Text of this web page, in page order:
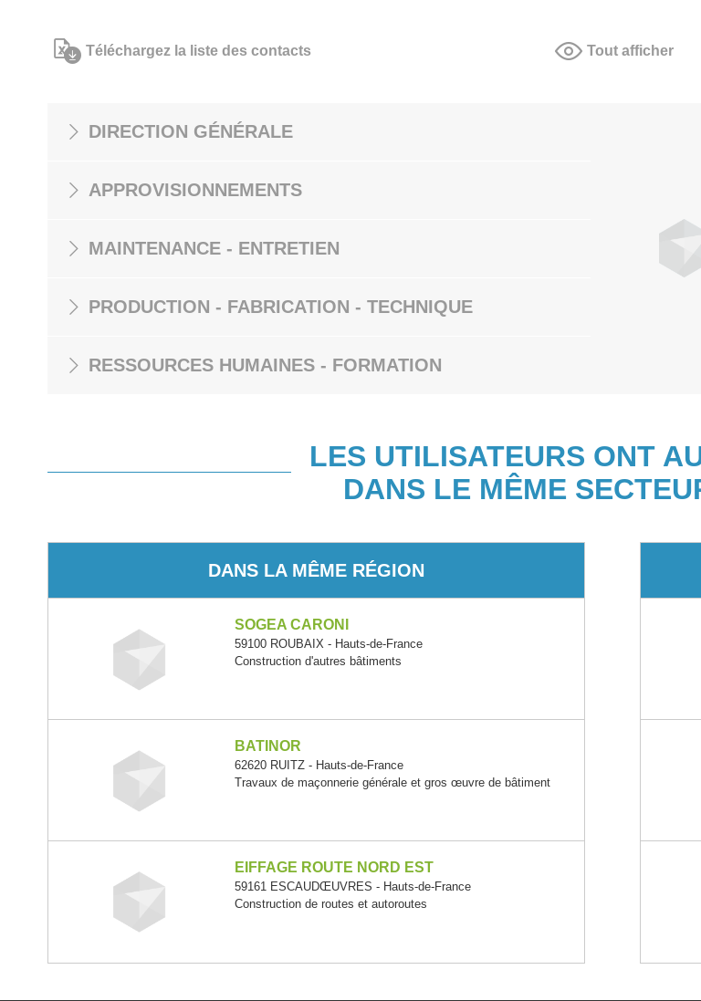
Téléchargez la liste des contacts Tout afficher
DIRECTION GÉNÉRALE
APPROVISIONNEMENTS
MAINTENANCE - ENTRETIEN
PRODUCTION - FABRICATION - TECHNIQUE
RESSOURCES HUMAINES - FORMATION
LES UTILISATEURS ONT
DANS LE MÊME
DANS LA MÊME RÉGION
SOGEA CARONI
59100 ROUBAIX - Hauts-de-France
Construction d'autres bâtiments
BATINOR
62620 RUITZ - Hauts-de-France
Travaux de maçonnerie générale et gros œuvre de bâtiment
EIFFAGE ROUTE NORD EST
59161 ESCAUDŒUVRES - Hauts-de-France
Construction de routes et autoroutes